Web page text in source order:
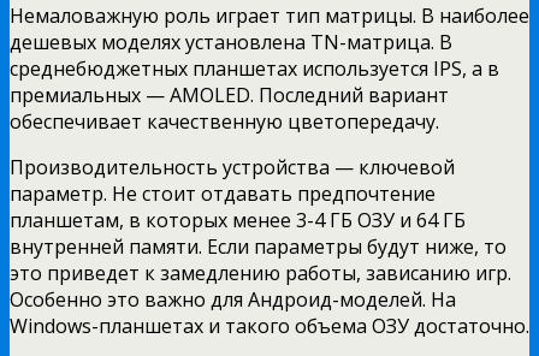
Немаловажную роль играет тип матрицы. В наиболее
дешевых моделях установлена TN-матрица. В
среднебюджетных планшетах используется IPS, а в
премиальных — AMOLED. Последний вариант
обеспечивает качественную цветопередачу.
Производительность устройства — ключевой
параметр. Не стоит отдавать предпочтение
планшетам, в которых менее 3-4 ГБ ОЗУ и 64 ГБ
внутренней памяти. Если параметры будут ниже, то
это приведет к замедлению работы, зависанию игр.
Особенно это важно для Андроид-моделей. На
Windows-планшетах и такого объема ОЗУ достаточно.